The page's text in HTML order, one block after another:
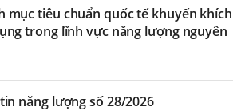
mục tiêu chuẩn quốc tế khuyến khích
trong lĩnh vực năng lượng nguyên
năng lượng số 28/2026